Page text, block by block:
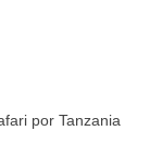
por Tanzania